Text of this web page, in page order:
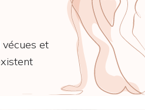
DÉFINITION / VASER
LIPOFILLING ( BBL, SEINS...)
AUTRES CHIRURGIES
LIFTINGS CHIRURGICAUX
GREFFE DE CHEVEUX
URGO TOUCH
et